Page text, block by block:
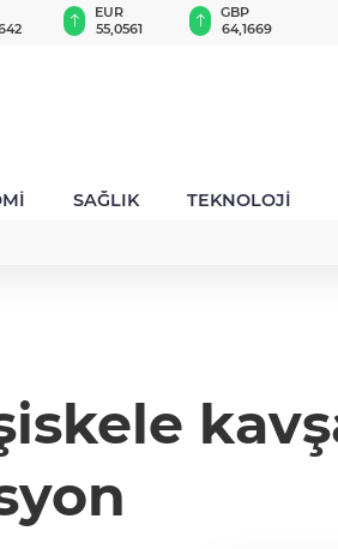
EUR
55,0561
GBP
64,1669
SAĞLIK TEKNOLOJİ